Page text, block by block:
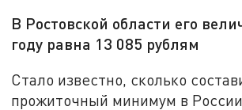
В Ростовской области его
году равна 13 085 рублям
Стало известно, сколько
прожиточный минимум в